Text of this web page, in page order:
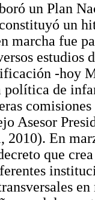
un Plan
un
marcha fue
estudios
-hoy
política de
Asesor
2010). En
que